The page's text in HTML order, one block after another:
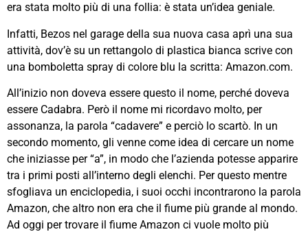
era stata molto più di una follia: è stata un’idea geniale.
Infatti, Bezos nel garage della sua nuova casa aprì una sua
attività, dov’è su un rettangolo di plastica bianca scrive con
una bomboletta spray di colore blu la scritta: Amazon.com.
All’inizio non doveva essere questo il nome, perché doveva
essere Cadabra. Però il nome mi ricordavo molto, per
assonanza, la parola “cadavere” e perciò lo scartò. In un
secondo momento, gli venne come idea di cercare un nome
che iniziasse per “a”, in modo che l’azienda potesse apparire
tra i primi posti all’interno degli elenchi. Per questo mentre
sfogliava un enciclopedia, i suoi occhi incontrarono la parola
Amazon, che altro non era che il fiume più grande al mondo.
Ad oggi per trovare il fiume Amazon ci vuole molto più